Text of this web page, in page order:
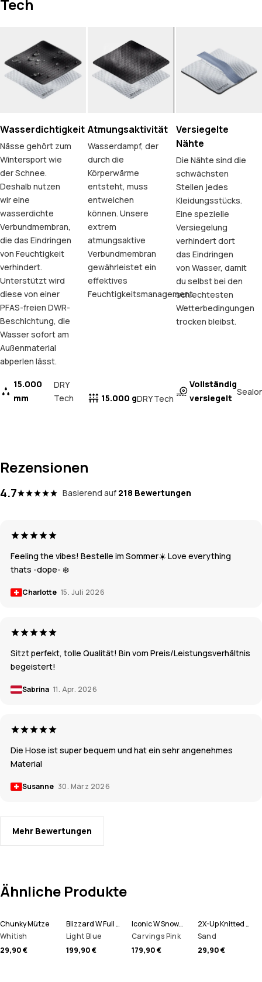
Tech
Wasserdichtigkeit
Nässe gehört zum
Wintersport wie
der Schnee.
Deshalb nutzen
wir eine
wasserdichte
Verbundmembran,
die das Eindringen
von Feuchtigkeit
verhindert.
Unterstützt wird
diese von einer
PFAS-freien DWR-
Beschichtung, die
Wasser sofort am
Außenmaterial
abperlen lässt.
15.000
mm
DRY
Tech
Atmungsaktivität
Wasserdampf, der
durch die
Körperwärme
entsteht, muss
entweichen
können. Unsere
extrem
atmungsaktive
Verbundmembran
gewährleistet ein
effektives
Feuchtigkeitsmanagement.
15.000 gDRY Tech
Versiegelte
Nähte
Die Nähte sind die
schwächsten
Stellen jedes
Kleidungsstücks.
Eine spezielle
Versiegelung
verhindert dort
das Eindringen
von Wasser, damit
du selbst bei den
schlechtesten
Wetterbedingungen
trocken bleibst.
Vollständig
versiegelt
Rezensionen
4.7 Basierend auf 218 Bewertungen
Feeling the vibes! Bestelle im Sommer☀️ Love everything
thats -dope- ❄️
Charlotte 15. Juli 2026
Sitzt perfekt, tolle Qualität! Bin vom Preis/Leistungsverhältnis
begeistert!
Sabrina 11. Apr. 2026
Die Hose ist super bequem und hat ein sehr angenehmes
Material
Susanne 30. März 2026
Mehr Bewertungen
Ähnliche Produkte
Chunky Mütze
Whitish
29,90 €
Blizzard W Full Zip Snowboardjacke Damen
Light Blue
199,90 €
Iconic W Snowboardhose Damen
Carvings Pink
179,90 €
2X-Up Knitted Schlauchtuch
Sand
29,90 €